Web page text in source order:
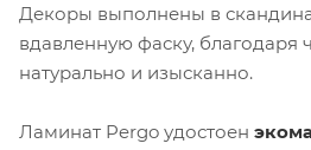
Декоры выполнены в
вдавленную фаску, благодаря
натурально и изысканно.
Ламинат Pergo удостоен